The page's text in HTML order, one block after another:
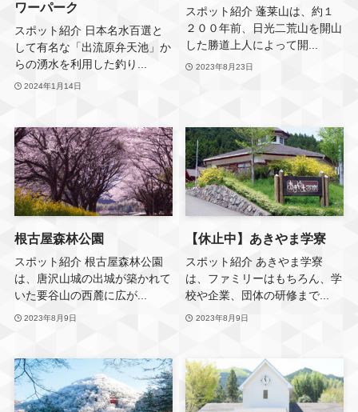
ワーパーク
スポット紹介 日本名水百選と
して有名な「出流原弁天池」か
らの湧水を利用した釣り...
2024年1月14日
スポット紹介 蓬莱山は、約１
２００年前、日光二荒山を開山
した勝道上人によって開...
2023年8月23日
根古屋森林公園
スポット紹介 根古屋森林公園
は、唐沢山城の出城が築かれて
いた要谷山の西麓に広が...
2023年8月9日
【休止中】あきやま学寮
スポット紹介 あきやま学寮
は、ファミリーはもちろん、学
校や企業、団体の研修まで...
2023年8月9日